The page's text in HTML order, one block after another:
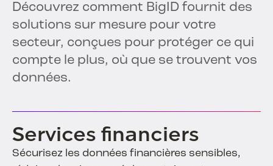
Découvrez comment BigID fournit des
solutions sur mesure pour votre
secteur, conçues pour protéger ce qui
compte le plus, où que se trouvent vos
données.
Services financiers
Sécurisez les données financières sensibles,